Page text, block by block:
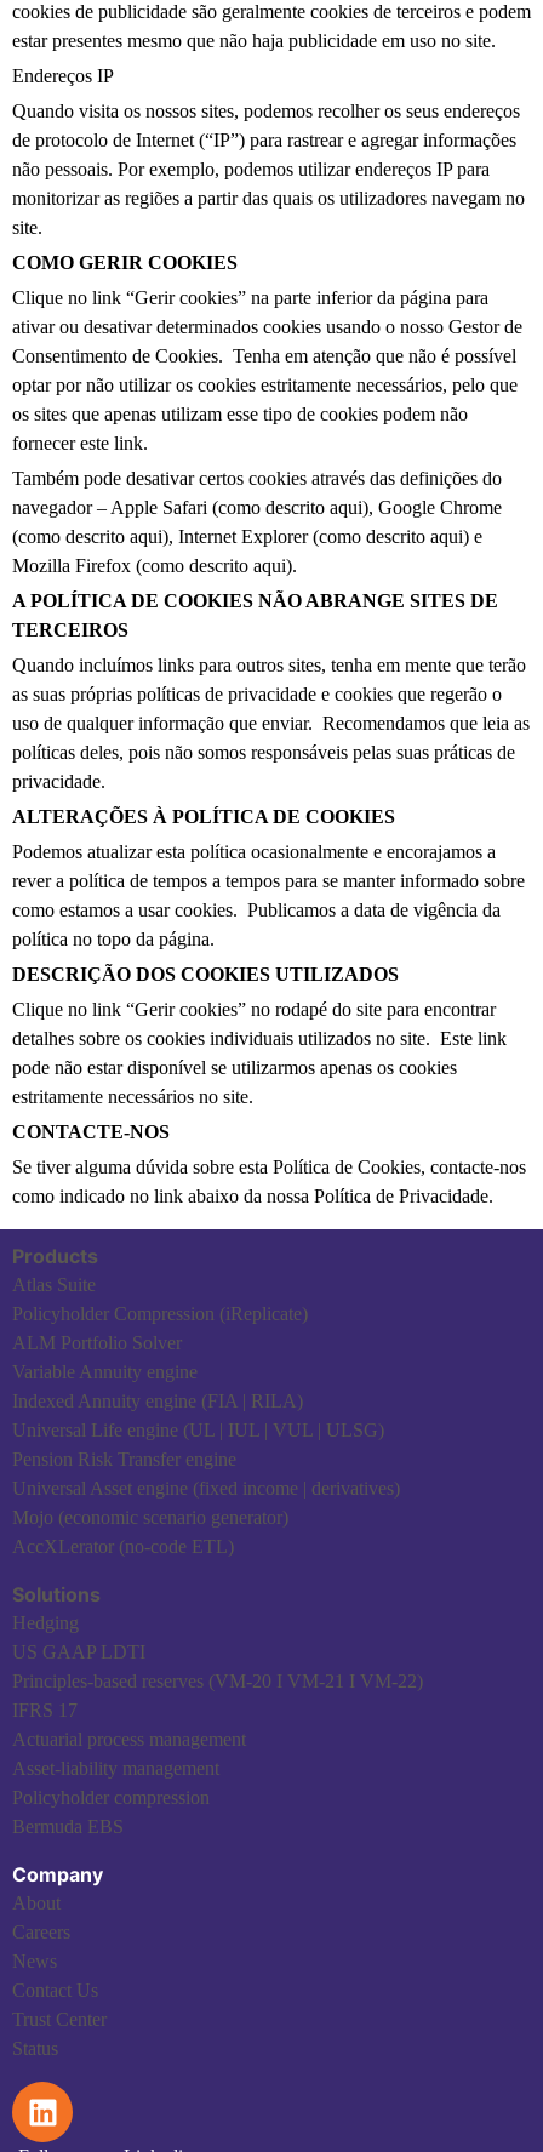
cookies de publicidade são geralmente cookies de terceiros e podem
estar presentes mesmo que não haja publicidade em uso no site.
Endereços IP
Quando visita os nossos sites, podemos recolher os seus endereços
de protocolo de Internet (“IP”) para rastrear e agregar informações
não pessoais. Por exemplo, podemos utilizar endereços IP para
monitorizar as regiões a partir das quais os utilizadores navegam no
site.
COMO GERIR COOKIES
Clique no link “Gerir cookies” na parte inferior da página para
ativar ou desativar determinados cookies usando o nosso Gestor de
Consentimento de Cookies. Tenha em atenção que não é possível
optar por não utilizar os cookies estritamente necessários, pelo que
os sites que apenas utilizam esse tipo de cookies podem não
fornecer este link.
Também pode desativar certos cookies através das definições do
navegador – Apple Safari (como descrito aqui), Google Chrome
(como descrito aqui), Internet Explorer (como descrito aqui) e
Mozilla Firefox (como descrito aqui).
A POLÍTICA DE COOKIES NÃO ABRANGE SITES DE
TERCEIROS
Quando incluímos links para outros sites, tenha em mente que terão
as suas próprias políticas de privacidade e cookies que regerão o
uso de qualquer informação que enviar. Recomendamos que leia as
políticas deles, pois não somos responsáveis pelas suas práticas de
privacidade.
ALTERAÇÕES À POLÍTICA DE COOKIES
Podemos atualizar esta política ocasionalmente e encorajamos a
rever a política de tempos a tempos para se manter informado sobre
como estamos a usar cookies. Publicamos a data de vigência da
política no topo da página.
DESCRIÇÃO DOS COOKIES UTILIZADOS
Clique no link “Gerir cookies” no rodapé do site para encontrar
detalhes sobre os cookies individuais utilizados no site. Este link
pode não estar disponível se utilizarmos apenas os cookies
estritamente necessários no site.
CONTACTE-NOS
Se tiver alguma dúvida sobre esta Política de Cookies, contacte-nos
como indicado no link abaixo da nossa Política de Privacidade.
Products
Atlas Suite
Policyholder Compression (iReplicate)
ALM Portfolio Solver
Variable Annuity engine
Indexed Annuity engine (FIA | RILA)
Universal Life engine (UL | IUL | VUL | ULSG)
Pension Risk Transfer engine
Universal Asset engine (fixed income | derivatives)
Mojo (economic scenario generator)
AccXLerator (no-code ETL)
Solutions
Hedging
US GAAP LDTI
Principles-based reserves (VM-20 I VM-21 I VM-22)
IFRS 17
Actuarial process management
Asset-liability management
Policyholder compression
Bermuda EBS
Company
About
Careers
News
Contact Us
Trust Center
Status